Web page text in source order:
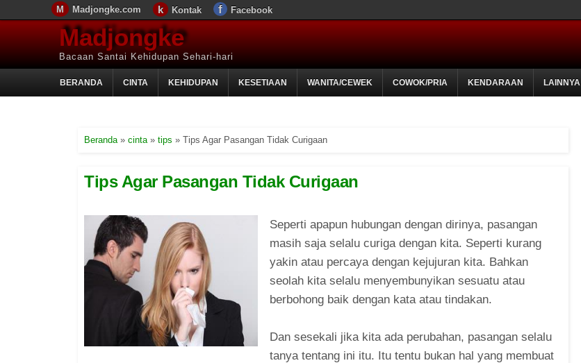
Madjongke.com Kontak Facebook
Madjongke
Bacaan Santai Kehidupan Sehari-hari
BERANDA CINTA KEHIDUPAN KESETIAAN WANITA/CEWEK COWOK/PRIA KENDARAAN LAINNYA
Beranda» cinta» tips » Tips Agar Pasangan Tidak Curigaan
Tips Agar Pasangan Tidak Curigaan
Seperti apapun hubungan dengan dirinya, pasangan
masih saja selalu curiga dengan kita. Seperti kurang
yakin atau percaya dengan kejujuran kita. Bahkan
seolah kita selalu menyembunyikan sesuatu atau
berbohong baik dengan kata atau tindakan.
Dan sesekali jika kita ada perubahan, pasangan selalu
tanya tentang ini itu. Itu tentu bukan hal yang membuat